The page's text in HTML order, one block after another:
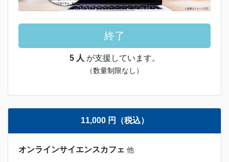
終了
5 人 が支援しています。
（数量制限なし）
11,000 円（税込）
オンラインサイエンスカフェ 他